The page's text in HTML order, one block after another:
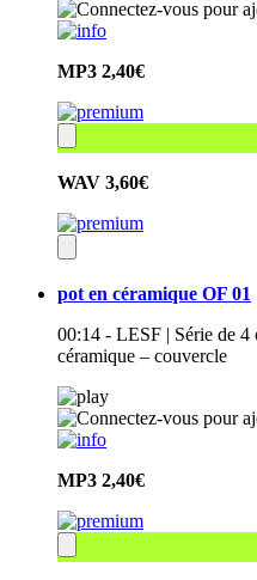
MP3 2,40€
WAV 3,60€
pot en céramique OF 01
00:14 - LESF | Série de 4
céramique – couvercle
MP3 2,40€